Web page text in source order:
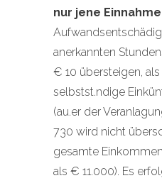
nur jene
anerkannten
€ 10 übersteigen,
selbstst.ndige
(au.er der
730 wird nicht
gesamte
als € 11.000). Es